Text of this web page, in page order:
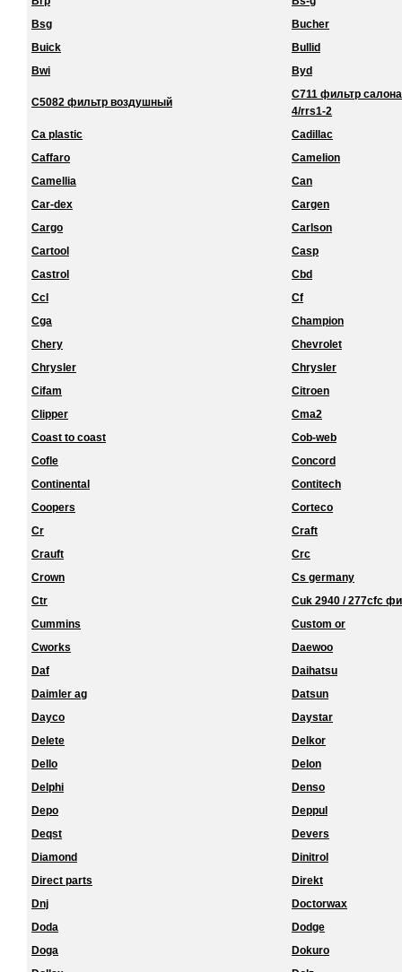
Bsg
Bucher
Buick
Bullid
Bwi
Byd
C5082 фильтр воздушный
C711 фильтр
4/rrs1-2
Ca plastic
Cadillac
Caffaro
Camelion
Camellia
Can
Car-dex
Cargen
Cargo
Carlson
Cartool
Casp
Castrol
Cbd
Ccl
Cf
Cga
Champion
Chery
Chevrolet
Chrysler
Chrysler
Cifam
Citroen
Clipper
Cma2
Coast to coast
Cob-web
Cofle
Concord
Continental
Contitech
Coopers
Corteco
Cr
Craft
Crauft
Crc
Crown
Cs germany
Ctr
Cuk 2940 / 277cfc
Cummins
Custom or
Cworks
Daewoo
Daf
Daihatsu
Daimler ag
Datsun
Dayco
Daystar
Delete
Delkor
Dello
Delon
Delphi
Denso
Depo
Deppul
Deqst
Devers
Diamond
Dinitrol
Direct parts
Direkt
Dnj
Doctorwax
Doda
Dodge
Doga
Dokuro